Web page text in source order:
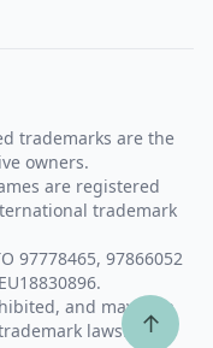
trademarks are the
owners.
are registered
trademark
97778465, 97866052
and may be a
laws.
↑